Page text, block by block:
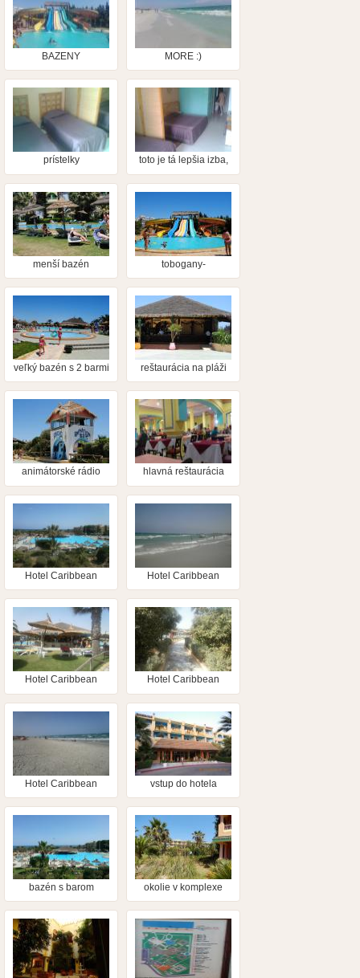
BAZENY MORE :)
prístelky
toto je tá lepšia izba,
a novo
zrekonštruovaná
menší bazén
tobogany-
plavčíkom
veľký bazén s 2 barmi
a detský bazén
reštaurácia na pláži
animátorské rádio hlavná reštaurácia
Hotel Caribbean
World Mahdia
Hotel Caribbean
World Mahdia
Hotel Caribbean
Hotel Caribbean
Hotel Caribbean
vstup do hotela
bazén s barom okolie v komplexe